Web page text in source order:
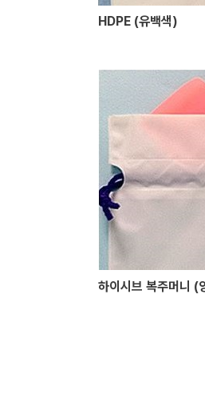
HDPE (유백색)
하이시브 복주머니 (